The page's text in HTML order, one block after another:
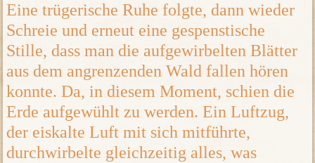
Eine trügerische Ruhe folgte, dann wieder
Schreie und erneut eine gespenstische
Stille, dass man die aufgewirbelten Blätter
aus dem angrenzenden Wald fallen hören
konnte. Da, in diesem Moment, schien die
Erde aufgewühlt zu werden. Ein Luftzug,
der eiskalte Luft mit sich mitführte,
durchwirbelte gleichzeitig alles, was